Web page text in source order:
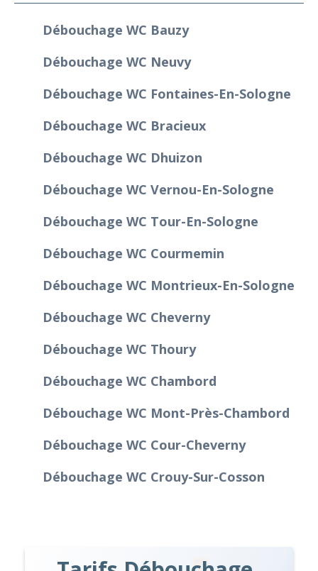
Débouchage WC Bauzy
Débouchage WC Neuvy
Débouchage WC Fontaines-En-Sologne
Débouchage WC Bracieux
Débouchage WC Dhuizon
Débouchage WC Vernou-En-Sologne
Débouchage WC Tour-En-Sologne
Débouchage WC Courmemin
Débouchage WC Montrieux-En-Sologne
Débouchage WC Cheverny
Débouchage WC Thoury
Débouchage WC Chambord
Débouchage WC Mont-Près-Chambord
Débouchage WC Cour-Cheverny
Débouchage WC Crouy-Sur-Cosson